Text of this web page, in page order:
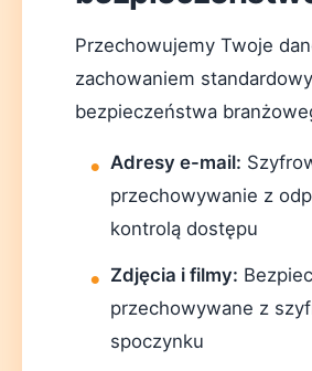
Przechowujemy Twoje
zachowaniem
bezpieczeństwa
Adresy e-mail:
przechowywanie z
kontrolą dostępu
Zdjęcia i filmy:
przechowywane z
spoczynku